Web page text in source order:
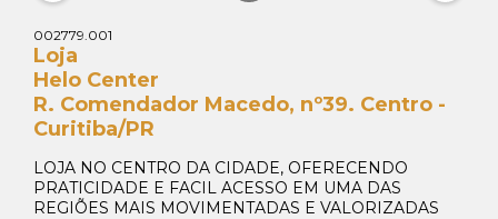
002779.001
Loja
Helo Center
R. Comendador Macedo, nº39. Centro -
Curitiba/PR
LOJA NO CENTRO DA CIDADE, OFERECENDO
PRATICIDADE E FACIL ACESSO EM UMA DAS
REGIÕES MAIS MOVIMENTADAS E VALORIZADAS